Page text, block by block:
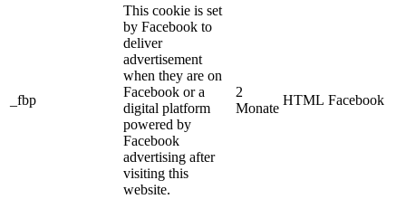
_fbp
This cookie is set
by Facebook to
deliver
advertisement
when they are on
Facebook or a
digital platform
powered by
Facebook
advertising after
visiting this
website.
2
Monate
HTML Facebook